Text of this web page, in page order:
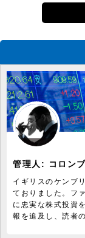
管理人: コロン
イギリスのケンブ
ておりました。フ
に忠実な株式投資
報を追及し、読者